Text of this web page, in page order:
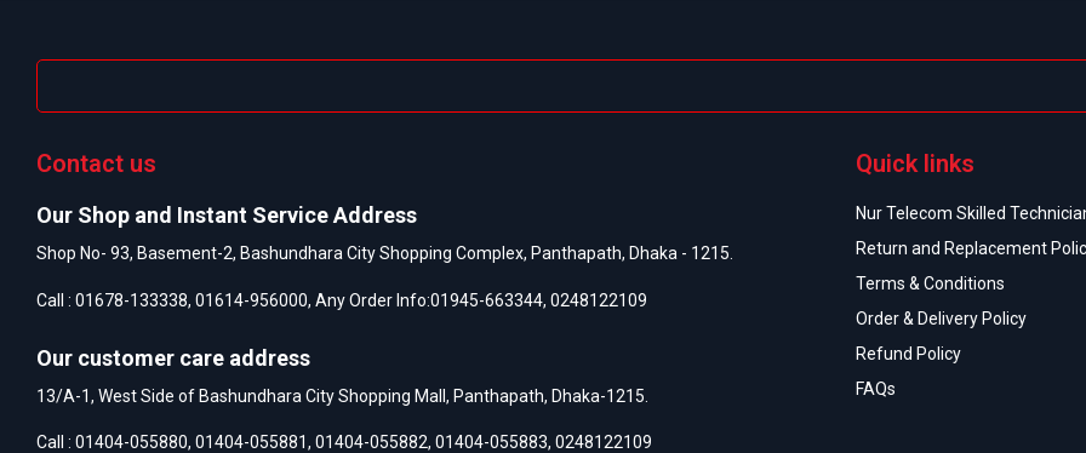
Contact us
Our Shop and Instant Service Address
Shop No- 93, Basement-2, Bashundhara City Shopping Complex, Panthapath, Dhaka - 1215.
Call : 01678-133338, 01614-956000, Any Order Info:01945-663344, 0248122109
Our customer care address
13/A-1, West Side of Bashundhara City Shopping Mall, Panthapath, Dhaka-1215.
Call : 01404-055880, 01404-055881, 01404-055882, 01404-055883, 0248122109
Quick links
Nur Telecom Skilled
Return and Replacement
Terms & Conditions
Order & Delivery Policy
Refund Policy
FAQs